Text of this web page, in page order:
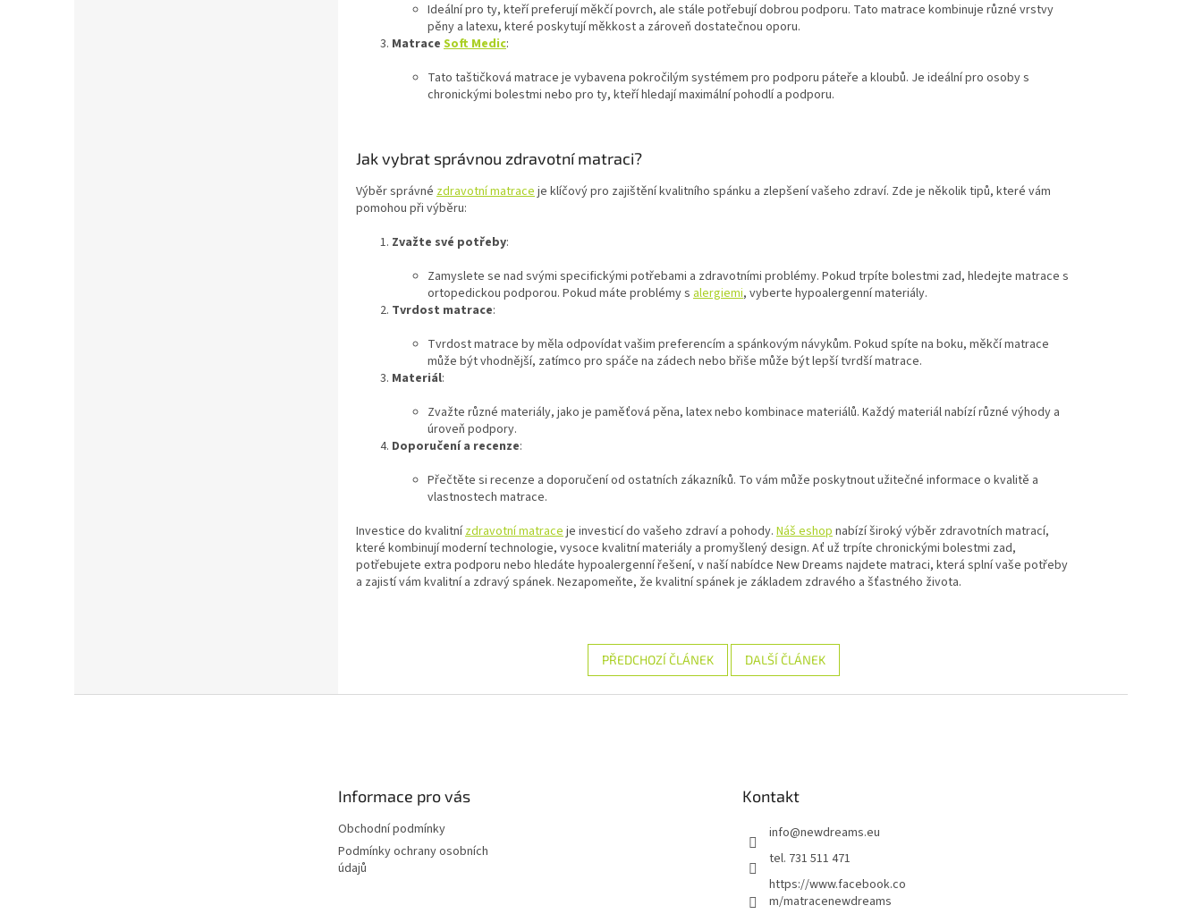
Ideální pro ty, kteří preferují měkčí povrch, ale stále potřebují dobrou podporu. Tato matrace kombinuje různé vrstvy
pěny a latexu, které poskytují měkkost a zároveň dostatečnou oporu.
Matrace Soft Medic:
Tato taštičková matrace je vybavena pokročilým systémem pro podporu páteře a kloubů. Je ideální pro osoby s
chronickými bolestmi nebo pro ty, kteří hledají maximální pohodlí a podporu.
Jak vybrat správnou zdravotní matraci?
Výběr správné zdravotní matraceje klíčový pro zajištění kvalitního spánku a zlepšení vašeho zdraví. Zde je několik tipů, které vám
pomohou při výběru:
Zvažte své potřeby:
Zamyslete se nad svými specifickými potřebami a zdravotními problémy. Pokud trpíte bolestmi zad, hledejte matrace s
ortopedickou podporou. Pokud máte problémy s alergiemi, vyberte hypoalergenní materiály.
Tvrdost matrace:
Tvrdost matrace by měla odpovídat vašim preferencím a spánkovým návykům. Pokud spíte na boku, měkčí matrace
může být vhodnější, zatímco pro spáče na zádech nebo břiše může být lepší tvrdší matrace.
Materiál:
Zvažte různé materiály, jako je paměťová pěna, latex nebo kombinace materiálů. Každý materiál nabízí různé výhody a
úroveň podpory.
Doporučení a recenze:
Přečtěte si recenze a doporučení od ostatních zákazníků. To vám může poskytnout užitečné informace o kvalitě a
vlastnostech matrace.
Investice do kvalitnízdravotní matraceje investicí do vašeho zdraví a pohody. Náš eshopnabízí široký výběr zdravotních matrací,
které kombinují moderní technologie, vysoce kvalitní materiály a promyšlený design. Ať už trpíte chronickými bolestmi zad,
potřebujete extra podporu nebo hledáte hypoalergenní řešení, v naší nabídce New Dreams najdete matraci, která splní vaše potřeby
a zajistí vám kvalitní a zdravý spánek. Nezapomeňte, že kvalitní spánek je základem zdravého a šťastného života.
PŘEDCHOZÍ ČLÁNEK DALŠÍ ČLÁNEK
Informace pro vás
Obchodní podmínky
Podmínky ochrany osobních
údajů
Kontakt
info@newdreams.eu
tel. 731 511 471
https://www.facebook.co
m/matracenewdreams